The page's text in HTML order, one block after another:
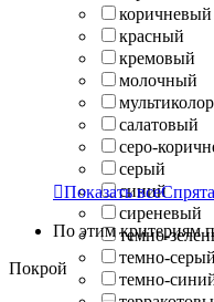
коричневый
красный
кремовый
молочный
мультиколор
салатовый
серо-
серый
синий
сиреневый
темно-
темно-серый
темно-
Показать все
По этим критериям
Покрой